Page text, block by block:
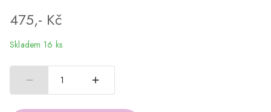
475,- Kč
Skladem 16 ks
1